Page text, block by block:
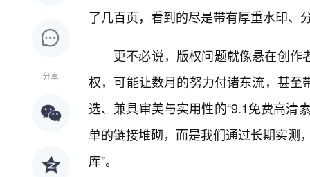
分享
了几百页，看到的尽是带有厚重水印、
更不必说，版权问题就像悬在创
权，可能让数月的努力付诸东流，甚
选、兼具审美与实用性的“9.1免费高清
单的链接堆砌，而是我们通过长期实测
库”。